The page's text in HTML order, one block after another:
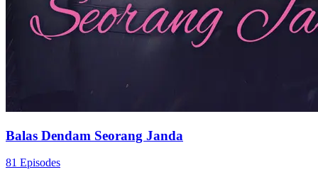
Balas Dendam Seorang Janda
81 Episodes